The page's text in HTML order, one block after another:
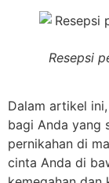
Resepsi
Dalam artikel
bagi Anda yang
pernikahan di
cinta Anda di